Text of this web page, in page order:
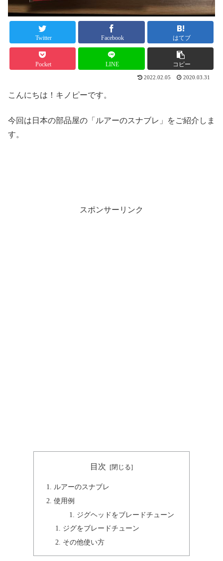
Twitter Facebook はてブ
Pocket LINE コピー
2022.02.05 2020.03.31
こんにちは！キノピーです。
今回は日本の部品屋の「ルアーのスナブレ」をご紹介しま
す。
スポンサーリンク
目次
ルアーのスナブレ
使用例
ジグヘッドをブレードチューン
ジグをブレードチューン
その他使い方